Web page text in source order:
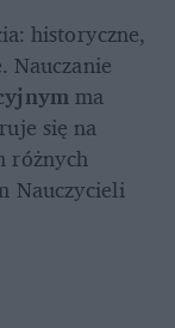
historyczne,
Nauczanie
ma
się na
różnych
Nauczycieli